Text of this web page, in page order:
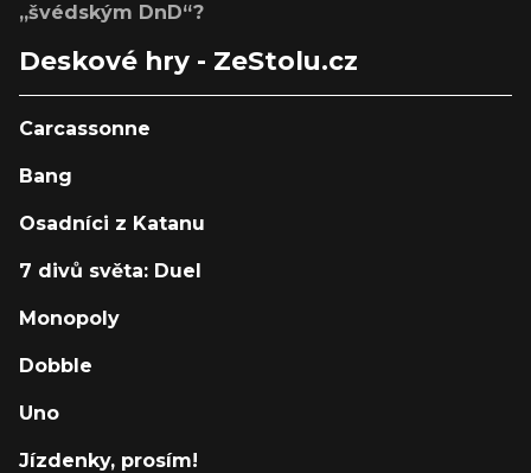
„švédským DnD“?
Deskové hry - ZeStolu.cz
Carcassonne
Bang
Osadníci z Katanu
7 divů světa: Duel
Monopoly
Dobble
Uno
Jízdenky, prosím!